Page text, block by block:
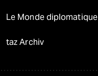
Le Monde diplomatique
taz Archiv